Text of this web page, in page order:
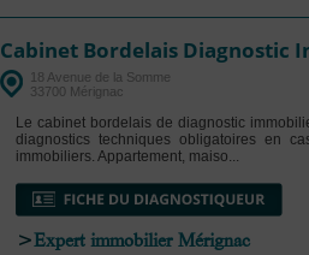
Cabinet Bordelais Diagnostic
18 Avenue de la Somme
33700 Mérignac
Le cabinet bordelais de diagnostic
diagnostics techniques obligatoires en
immobiliers. Appartement, maiso...
>Expert immobilier Mérignac